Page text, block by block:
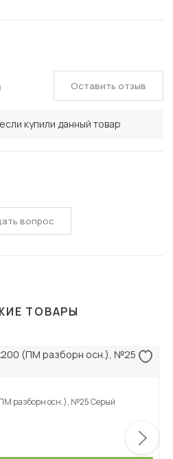
купили данный товар
Оставить отзыв
вопрос
ТОВАРЫ
разборн осн.), №25 Серый